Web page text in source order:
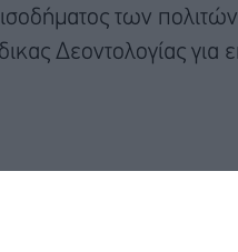
των
Δεοντολογίας για